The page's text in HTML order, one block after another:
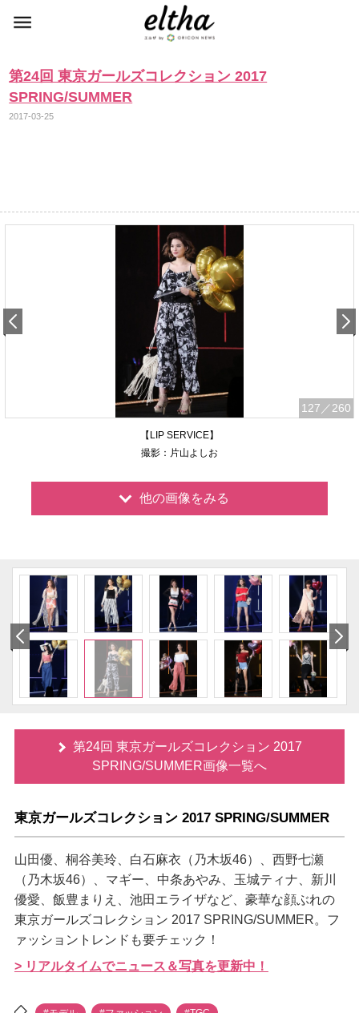
第24回 東京ガールズコレクション 2017
SPRING/SUMMER
2017-03-25
127 ／260
【LIP SERVICE】
撮影：片山よしお
他の画像をみる
第24回 東京ガールズコレクション 2017
SPRING/SUMMER画像一覧へ
東京ガールズコレクション 2017 SPRING/SUMMER
山田優、桐谷美玲、白石麻衣（乃木坂46）、西野七瀬
（乃木坂46）、マギー、中条あやみ、玉城ティナ、新川
優愛、飯豊まりえ、池田エライザなど、豪華な顔ぶれの
東京ガールズコレクション 2017 SPRING/SUMMER。フ
ァッショントレンドも要チェック！
> リアルタイムでニュース＆写真を更新中！